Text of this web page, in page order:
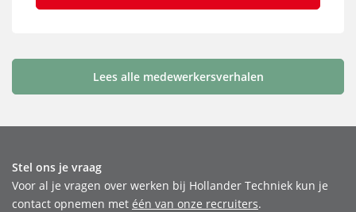
Lees alle medewerkersverhalen
Stel ons je vraag
Voor al je vragen over werken bij Hollander Techniek kun je
contact opnemen met één van onze recruiters.